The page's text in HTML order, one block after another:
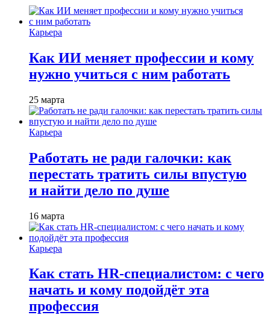
Карьера
Как ИИ меняет профессии и кому
нужно учиться с ним работать
25 марта
Карьера
Работать не ради галочки: как
перестать тратить силы впустую
и найти дело по душе
16 марта
Карьера
Как стать HR-специалистом: с чего
начать и кому подойдёт эта
профессия